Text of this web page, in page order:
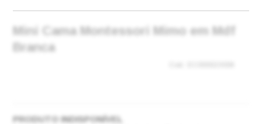
Mini Cama Montessori Mimo em Mdf
Branca